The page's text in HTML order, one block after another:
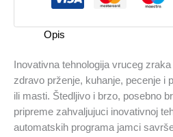
Opis
Inovativna tehnologija vruceg
zdravo prženje, kuhanje, pecenje i
ili masti. Štedljivo i brzo, posebno
pripreme zahvaljujuci inovativnoj
automatskih programa jamci